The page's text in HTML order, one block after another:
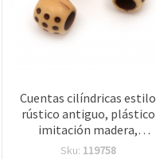
Cuentas cilíndricas estilo
rústico antiguo, plástico
imitación madera,
marrón, 10x12 mm,
Sku: 119758